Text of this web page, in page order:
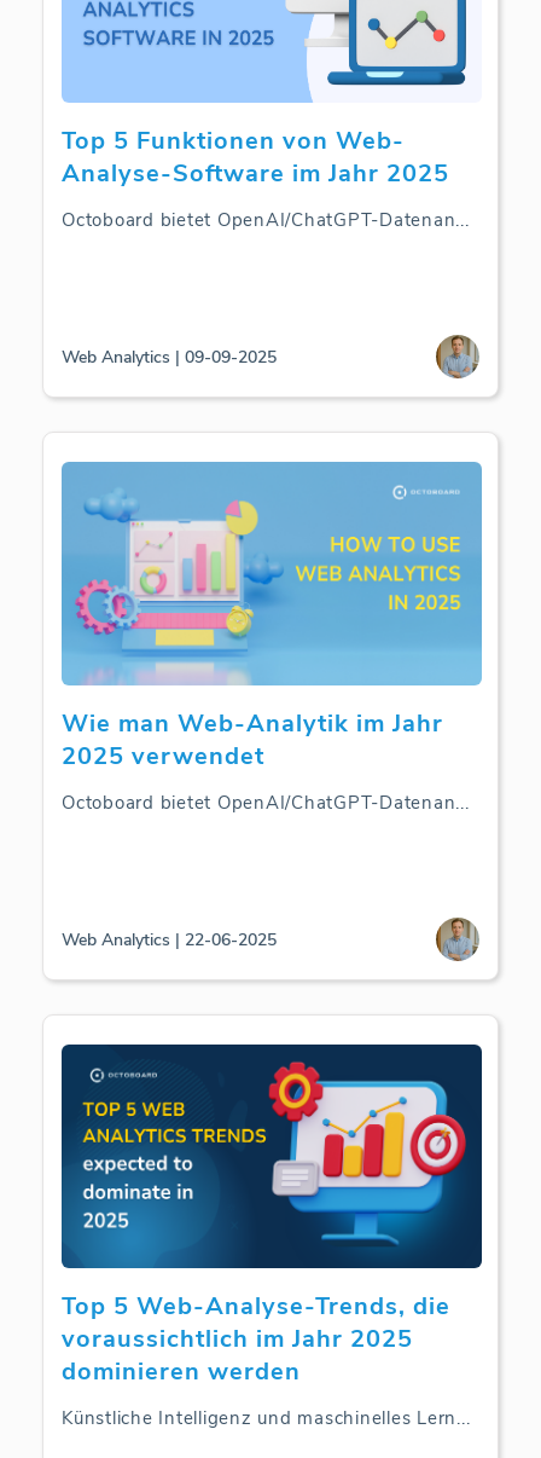
Top 5 Funktionen von Web-
Analyse-Software im Jahr 2025
Octoboard bietet OpenAI/ChatGPT-Datenan...
Web Analytics | 09-09-2025
Wie man Web-Analytik im Jahr
2025 verwendet
Octoboard bietet OpenAI/ChatGPT-Datenan...
Web Analytics | 22-06-2025
Top 5 Web-Analyse-Trends, die
voraussichtlich im Jahr 2025
dominieren werden
Künstliche Intelligenz und maschinelles Lern...